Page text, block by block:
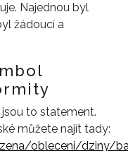
Najednou byl
žádoucí a
jsou to statement.
můžete najít tady:
obleceni/dziny/